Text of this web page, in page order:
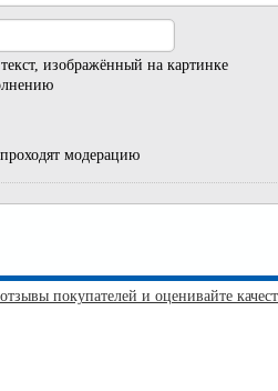
изображённый на картинке
модерацию